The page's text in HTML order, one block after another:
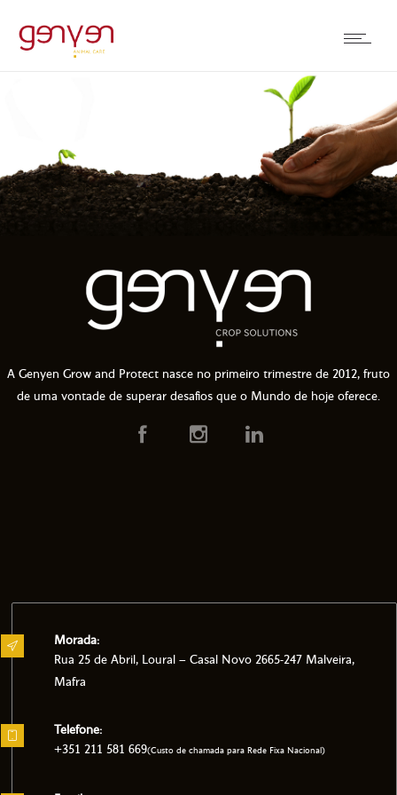
A Genyen Grow and Protect nasce no primeiro trimestre de 2012, fruto
de uma vontade de superar desafios que o Mundo de hoje oferece.
Morada:
Rua 25 de Abril, Loural – Casal Novo 2665-247 Malveira,
Mafra
Telefone:
+351 211 581 669(Custo de chamada para Rede Fixa Nacional)